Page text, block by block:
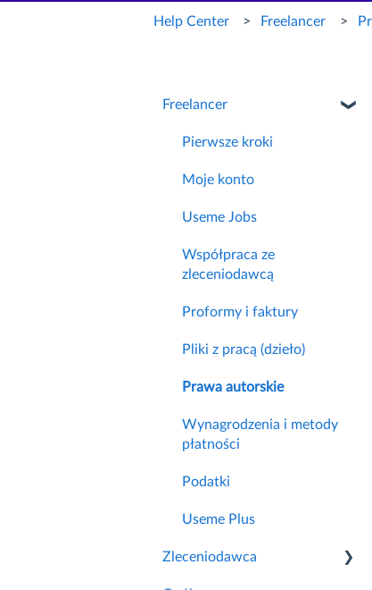
Help Center Freelancer
Freelancer
Pierwsze kroki
Moje konto
Useme Jobs
Współpraca ze
zleceniodawcą
Proformy i faktury
Pliki z pracą (dzieło)
Prawa autorskie
Wynagrodzenia i metody
płatności
Podatki
Useme Plus
Zleceniodawca